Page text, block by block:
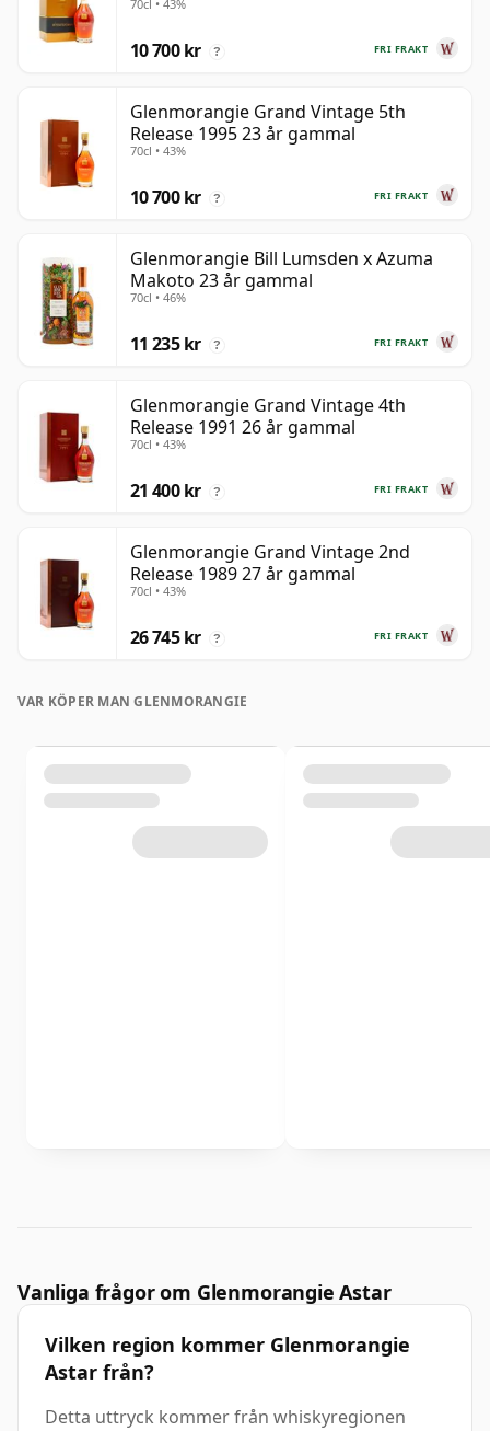
70cl • 43%
FRI FRAKT
10 700 kr ?
Glenmorangie Grand Vintage 5th
Release 1995 23 år gammal
70cl • 43%
FRI FRAKT
10 700 kr ?
Glenmorangie Bill Lumsden x Azuma
Makoto 23 år gammal
70cl • 46%
FRI FRAKT
11 235 kr ?
Glenmorangie Grand Vintage 4th
Release 1991 26 år gammal
70cl • 43%
FRI FRAKT
21 400 kr ?
Glenmorangie Grand Vintage 2nd
Release 1989 27 år gammal
70cl • 43%
FRI FRAKT
26 745 kr ?
VAR KÖPER MAN GLENMORANGIE
Vanliga frågor om Glenmorangie Astar
Vilken region kommer Glenmorangie
Astar från?
Detta uttryck kommer från whiskyregionen